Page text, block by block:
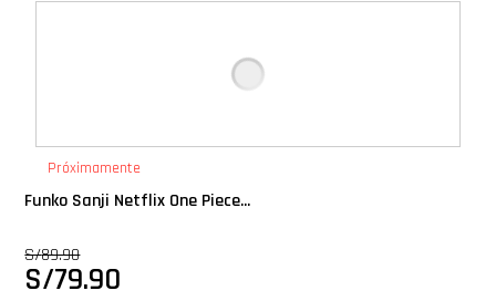
Próximamente
Funko Sanji Netflix One Piece...
S/89.90
S/79.90